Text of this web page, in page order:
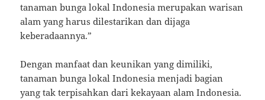
tanaman bunga lokal Indonesia merupakan warisan
alam yang harus dilestarikan dan dijaga
keberadaannya.”
Dengan manfaat dan keunikan yang dimiliki,
tanaman bunga lokal Indonesia menjadi bagian
yang tak terpisahkan dari kekayaan alam Indonesia.